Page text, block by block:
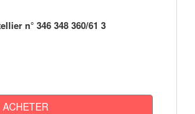
n° 346 348 360/61 3
ACHETER